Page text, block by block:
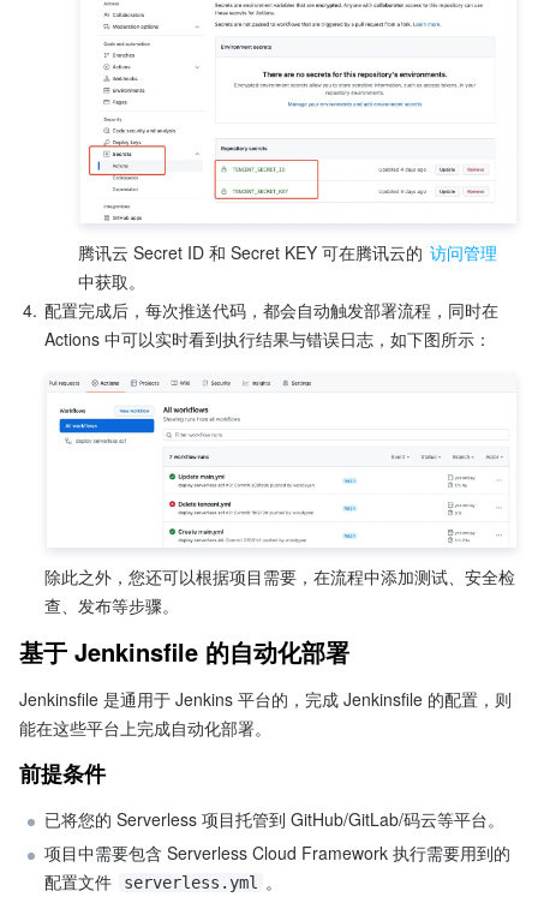
腾讯云 Secret ID 和 Secret KEY 可在腾讯云的 访问管理
中获取。
4. 配置完成后，每次推送代码，都会自动触发部署流程，同时在
Actions 中可以实时看到执行结果与错误日志，如下图所示：
除此之外，您还可以根据项目需要，在流程中添加测试、安全检
查、发布等步骤。
基于 Jenkinsfile 的自动化部署
Jenkinsfile 是通用于 Jenkins 平台的，完成 Jenkinsfile 的配置，则
能在这些平台上完成自动化部署。
前提条件
已将您的 Serverless 项目托管到 GitHub/GitLab/码云等平台。
项目中需要包含 Serverless Cloud Framework 执行需要用到的
配置文件
serverless.yml
。